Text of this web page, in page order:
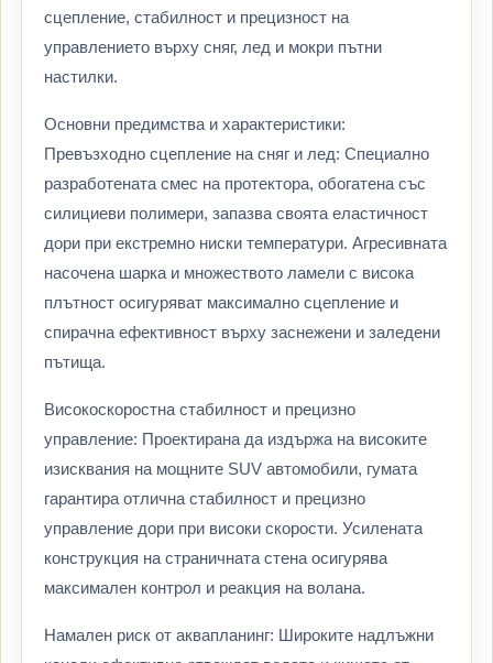
сцепление, стабилност и прецизност на
управлението върху сняг, лед и мокри пътни
настилки.
Основни предимства и характеристики:
Превъзходно сцепление на сняг и лед: Специално
разработената смес на протектора, обогатена със
силициеви полимери, запазва своята еластичност
дори при екстремно ниски температури. Агресивната
насочена шарка и множеството ламели с висока
плътност осигуряват максимално сцепление и
спирачна ефективност върху заснежени и заледени
пътища.
Високоскоростна стабилност и прецизно
управление: Проектирана да издържа на високите
изисквания на мощните SUV автомобили, гумата
гарантира отлична стабилност и прецизно
управление дори при високи скорости. Усилената
конструкция на страничната стена осигурява
максимален контрол и реакция на волана.
Намален риск от аквапланинг: Широките надлъжни